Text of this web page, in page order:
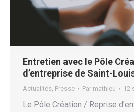
Entretien avec le Pôle
d’entreprise de Saint-
Actualités, Presse Par mathieu 12
Le Pôle Création / Reprise